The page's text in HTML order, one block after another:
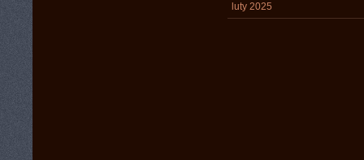
luty 2025